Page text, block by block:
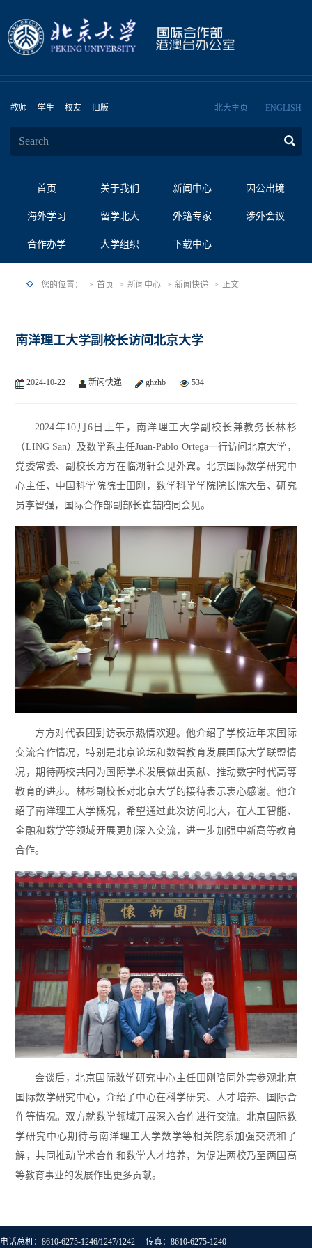
教师 学生 校友 旧版 北大主页 ENGLISH
首页 关于我们 新闻中心 因公出境
海外学习 留学北大 外籍专家 涉外会议
合作办学 大学组织 下载中心
您的位置： 首页 新闻中心 新闻快递 正文
南洋理工大学副校长访问北京大学
2024-10-22 新闻快递 ghzhb 534
2024年10月6日上午，南洋理工大学副校长兼教务长林杉
（LING San）及数学系主任Juan-Pablo Ortega一行访问北京大学，
党委常委、副校长方方在临湖轩会见外宾。北京国际数学研究中
心主任、中国科学院院士田刚，数学科学学院院长陈大岳、研究
员李智强，国际合作部副部长崔喆陪同会见。
方方对代表团到访表示热情欢迎。他介绍了学校近年来国际
交流合作情况，特别是北京论坛和数智教育发展国际大学联盟情
况，期待两校共同为国际学术发展做出贡献、推动数字时代高等
教育的进步。林杉副校长对北京大学的接待表示衷心感谢。他介
绍了南洋理工大学概况，希望通过此次访问北大，在人工智能、
金融和数学等领域开展更加深入交流，进一步加强中新高等教育
合作。
会谈后，北京国际数学研究中心主任田刚陪同外宾参观北京
国际数学研究中心，介绍了中心在科学研究、人才培养、国际合
作等情况。双方就数学领域开展深入合作进行交流。北京国际数
学研究中心期待与南洋理工大学数学等相关院系加强交流和了
解，共同推动学术合作和数学人才培养，为促进两校乃至两国高
等教育事业的发展作出更多贡献。
电话总机：8610-6275-1246/1247/1242 传真：8610-6275-1240